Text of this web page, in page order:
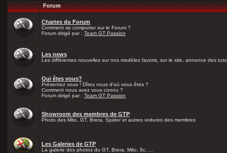
Forum
Chartes du Forum
Comment se comporter sur le Forum ?
Forum dirigé par : Team GT Passion
Les news
Les différentes nouvelles sur nos modèles favoris, sur le site, annonce des
Qui êtes vous?
Présentez vous ! Dîtes nous d'où vous êtes ?
Comment nous avez vous connu ?
Forum dirigé par : Team GT Passion
Showroom des membres de GTP
Photo des Mito, GT, Brera, Spider et autres voitures des membres
Les Galeries de GTP
La galerie des photos du GT, Brera, Mito, 8c, ...